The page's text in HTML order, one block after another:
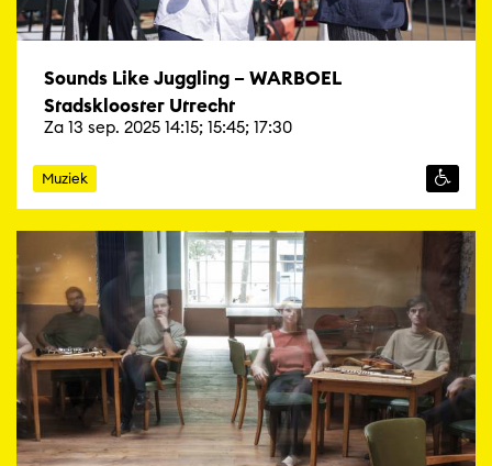
Sounds Like Juggling – WARBOEL
Stadsklooster Utrecht
Za 13 sep. 2025 14:15; 15:45; 17:30
Muziek